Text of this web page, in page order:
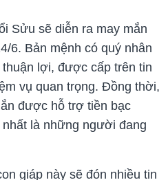
Sửu sẽ diễn ra may mắn
6. Bản mệnh có quý nhân
lợi, được cấp trên tin
vụ quan trọng. Đồng thời,
được hỗ trợ tiền bạc
là những người đang
giáp này sẽ đón nhiều tin